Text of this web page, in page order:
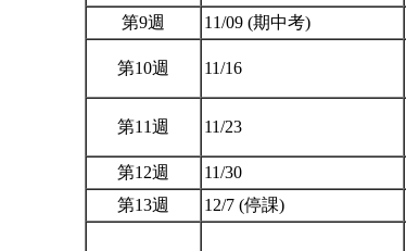
第9週
11/09 (期中考)
第10週 11/16
第11週 11/23
第12週
11/30
第13週
12/7 (停課)